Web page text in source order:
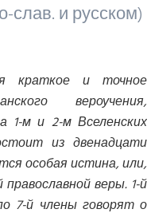
и русском)
краткое и точное
вероучения,
1-м и 2-м Вселенских
из двенадцати
особая истина, или,
веры. 1-й
7-й члены говорят о